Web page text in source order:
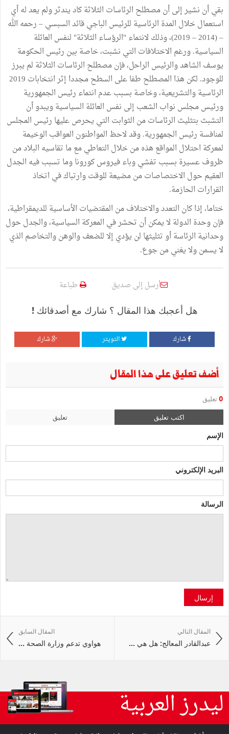
بقي أن نشير إلى أن مصطلح الرئاسات الثلاثة كاد يندثر ولم يعد له أي
استعمال خلال المدة الرئاسية للرئيس الباجي قائد السبسي – رحمه الله
– (2014 – 2019)، وذلك لانتماء "الرؤساء الثلاثة" لنفس العائلة
السياسية. ورغم الاختلافات التي نشبت، خاصة بين رئيس الحكومة
يوسف الشاهد والرئيس الراحل، فإن مصطلح الرئاسات الثلاثة لم يبرز
للوجود. لكن هذا المصطلح طفا على السطح مجددا إثر انتخابات 2019
الرئاسية والتشريعية، وخاصة بسبب عدم انتماء رئيس الجمهورية
ورئيس مجلس نواب الشعب إلى نفس العائلة السياسية ويبدو أن
التشبث بتثليث الرئاسات من الثوابت التي يحرص عليها رئيس المجلس
لمنافسة رئيس الجمهورية. وقد لاحظ المواطنون العواقب الوخيمة
لمعركة احتلال المواقع هذه من خلال التعاطي مع ما تقاسيه البلاد من
ظروف عسيرة بسبب تفشي وباء فيروس كورونا وما تسبب فيه الجدل
العقيم حول الاختصاصات من مضيعة للوقت وارتباك في اتخاذ
القرارات الحازمة.
ختاما، إذا كان التعدد والاختلاف من المقتضيات الأساسية للديمقراطية،
فإن وحدة الدولة لا يمكن أن تحشر في المعركة السياسية، والجدل حول
وحدانية الرئاسة أو تثليثها لن يؤدي إلا للضعف والوهن والتخاصم الذي
لا يسمن ولا يغني من جوع.
أرسل إلى صديق طباعة
هل أعجبك هذا المقال ؟ شارك مع أصدقائك !
شارك التويتر شارك
أضف تعليق على هذا المقال
0 تعليق
اكتب تعليق تعليق
الإسم
البريد الإلكتروني
الرسالة
إرسال
المقال السابق
هواوي تدعم وزارة الصحة ...
المقال التالي
عبدالقادر المعالج: هل هي ...
ليدرز العربية